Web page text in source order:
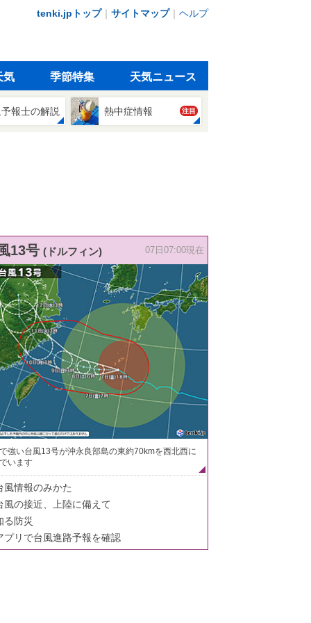
tenki.jpトップ｜ サイトマップ｜ ヘルプ
気 季節特集 天気ニュース
報士の解説 熱中症情報 注目
13号 (ドルフィン) 07日07:00現在
強い台風13号が沖永良部島の東約70kmを西北西に
います
風情報のみかた
風の接近、上陸に備えて
る防災
プリで台風進路予報を確認